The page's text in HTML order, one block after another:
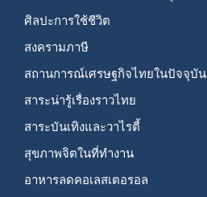
ศิลปะการใช้ชีวิต
สงครามภาษี
สถานการณ์เศรษฐกิจไทยในปัจจุบัน
สาระน่ารู้เรื่องราวไทย
สาระบันเทิงและวาไรตี้
สุขภาพจิตในที่ทำงาน
อาหารลดคอเลสเตอรอล